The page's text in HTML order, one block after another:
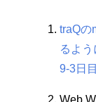
traQの
るよ
9-3日目
Web